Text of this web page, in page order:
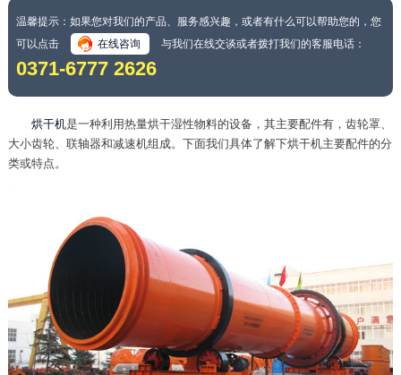
温馨提示：如果您对我们的产品、服务感兴趣，或者有什么可以帮助您的，您
可以点击
在线咨询 与我们在线交谈或者拨打我们的客服电话：
0371-6777 2626
烘干机是一种利用热量烘干湿性物料的设备，其主要配件有，齿轮罩、
大小齿轮、联轴器和减速机组成。下面我们具体了解下烘干机主要配件的分
类或特点。